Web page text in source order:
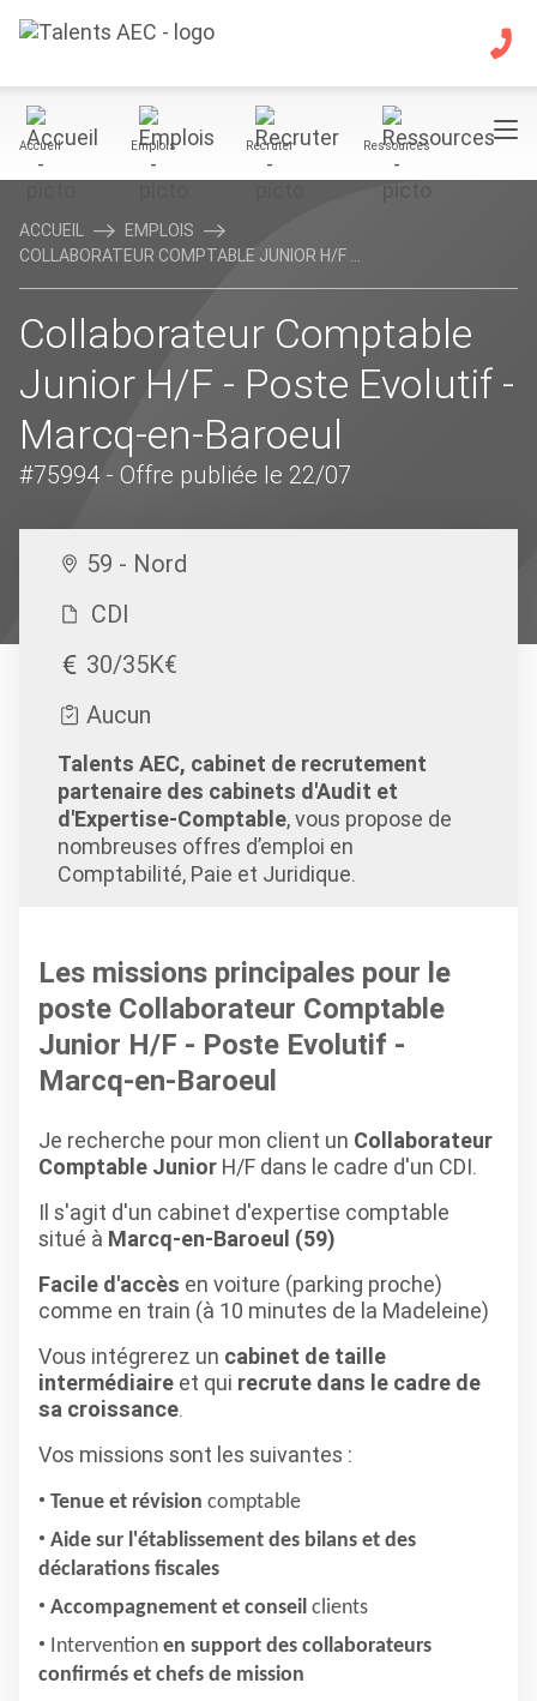
Accueil Emplois Recruter Ressources
ACCUEIL
EMPLOIS
COLLABORATEUR COMPTABLE JUNIOR H/F ...
Collaborateur Comptable
Junior H/F - Poste Evolutif -
Marcq-en-Baroeul
#75994 - Offre publiée le 22/07
59 - Nord
CDI
30/35K€
Aucun
Talents AEC, cabinet de recrutement
partenaire des cabinets d'Audit et
d'Expertise-Comptable, vous propose de
nombreuses offres d’emploi en
Comptabilité, Paie et Juridique.
Les missions principales pour le
poste Collaborateur Comptable
Junior H/F - Poste Evolutif -
Marcq-en-Baroeul
Je recherche pour mon client un Collaborateur
Comptable Junior H/F dans le cadre d'un CDI.
Il s'agit d'un cabinet d'expertise comptable
situé à Marcq-en-Baroeul (59)
Facile d'accès en voiture (parking proche)
comme en train (à 10 minutes de la Madeleine)
Vous intégrerez un cabinet de taille
intermédiaire et qui recrute dans le cadre de
sa croissance.
Vos missions sont les suivantes :
Tenue et révision comptable
Aide sur l'établissement des bilans et des
déclarations fiscales
Accompagnement et conseil clients
Intervention en support des collaborateurs
confirmés et chefs de mission